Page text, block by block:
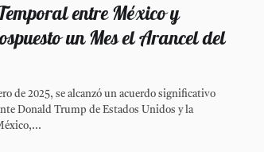
entre México y
un Mes el Arancel del
de 2025, se alcanzó un acuerdo significativo
Donald Trump de Estados Unidos y la